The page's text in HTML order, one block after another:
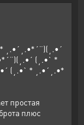
¸.•´¸.•*´¨)(¸.•´
(¸.•` *
(¸.•` * ¸.•´¸.•*
простая
плюс